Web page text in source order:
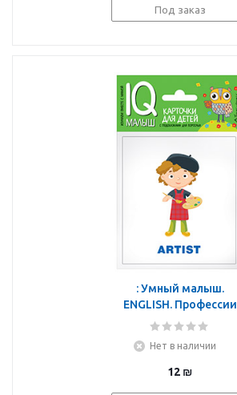
Под заказ
: Умный малыш.
ENGLISH. Профессии
Нет в наличии
12 ₪